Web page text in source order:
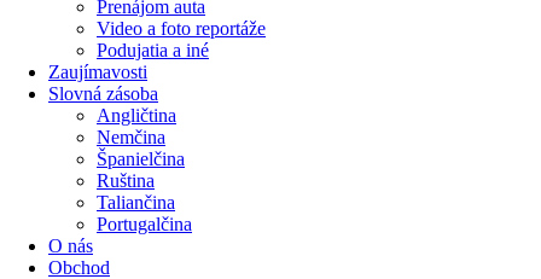
Prenájom auta
Video a foto reportáže
Podujatia a iné
Zaujímavosti
Slovná zásoba
Angličtina
Nemčina
Španielčina
Ruština
Taliančina
Portugalčina
O nás
Obchod